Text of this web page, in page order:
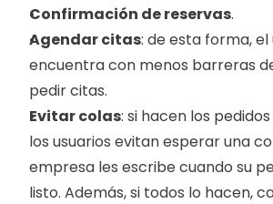
Confirmación de reservas.
Agendar citas: de esta forma, el
encuentra con menos barreras
pedir citas.
Evitar colas: si hacen los
los usuarios evitan esperar una
empresa les escribe cuando su
listo. Además, si todos lo hacen,